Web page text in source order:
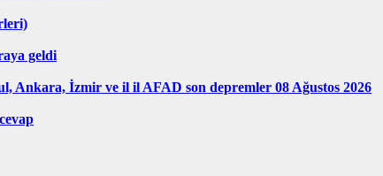
geldi
Ankara, İzmir ve il il AFAD son depremler 08 Ağustos 2026